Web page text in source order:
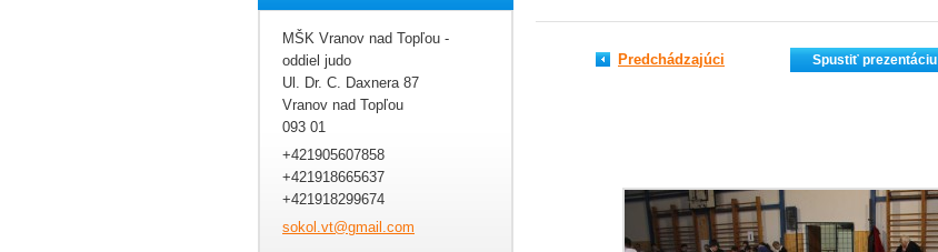
Predchádzajúci Spustiť prezentáciu
MŠK Vranov nad Topľou -
oddiel judo
Ul. Dr. C. Daxnera 87
Vranov nad Topľou
093 01
+421905607858
+421918665637
+421918299674
sokol.vt@gmail.com